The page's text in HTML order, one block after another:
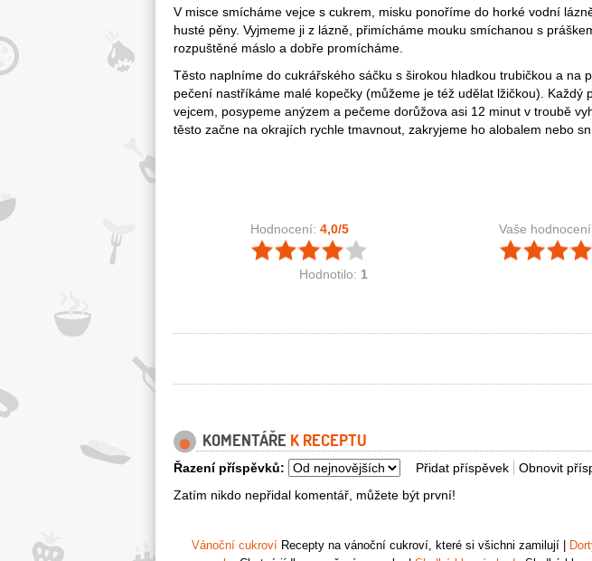
V misce smícháme vejce s cukrem, misku ponoříme do horké vodní
husté pěny. Vyjmeme ji z lázně, přimícháme mouku smíchanou s
rozpuštěné máslo a dobře promícháme.
Těsto naplníme do cukrářského sáčku s širokou hladkou trubičkou a na
pečení nastříkáme malé kopečky (můžeme je též udělat lžičkou). Každý
vejcem, posypeme anýzem a pečeme dorůžova asi 12 minut v troubě
těsto začne na okrajích rychle tmavnout, zakryjeme ho alobalem nebo
Hodnocení: 4,0/5
Hodnotilo: 1
Vaše
KOMENTÁŘE K RECEPTU
Obnovit
Přidat příspěvek
Řazení příspěvků:
Zatím nikdo nepřidal komentář, můžete být první!
Vánoční cukroví Recepty na vánoční cukroví, které si všichni zamilují